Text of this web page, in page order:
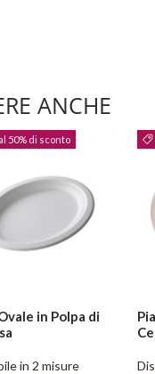
ANCHE
50% di sconto
in Polpa di
in 2 misure